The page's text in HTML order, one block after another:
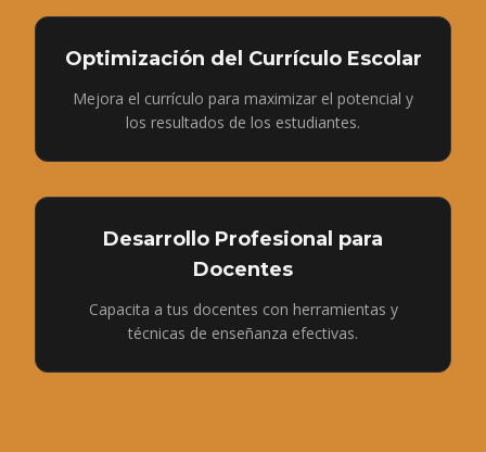
Optimización del Currículo Escolar
Mejora el currículo para maximizar el potencial y
los resultados de los estudiantes.
Desarrollo Profesional para
Docentes
Capacita a tus docentes con herramientas y
técnicas de enseñanza efectivas.